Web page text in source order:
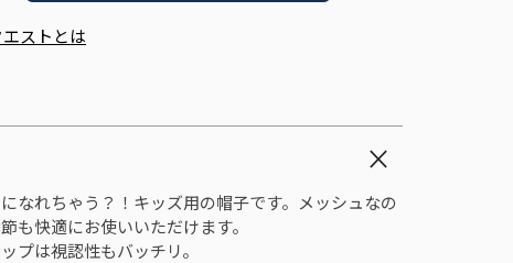
ストとは
なれちゃう？！キッズ用の帽子です。メッシュなの
も快適にお使いいただけます。
プは視認性もバッチリ。